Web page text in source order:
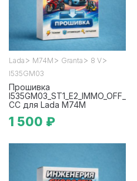
Lada > М74М > Granta > 8 V>
I535GM03
Прошивка
I535GM03_ST1_E2_IMMO_OFF_
CC для Lada М74М
1 500 ₽